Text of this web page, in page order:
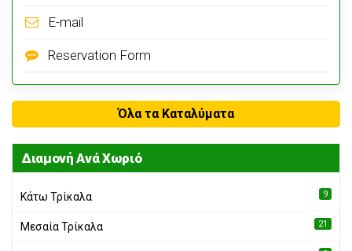
E-mail
Reservation Form
Όλα τα Καταλύματα
Διαμονή Ανά Χωριό
Κάτω Τρίκαλα 9
Μεσαία Τρίκαλα 21